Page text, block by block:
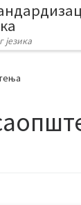
језика